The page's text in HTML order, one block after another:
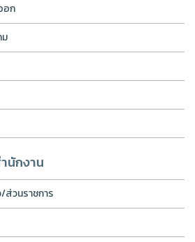
อก
นักงาน
ส่วนราชการ